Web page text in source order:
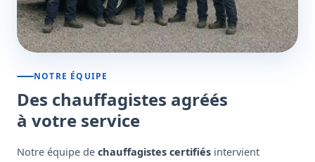
NOTRE ÉQUIPE
Des chauffagistes agréés
à votre service
Notre équipe de chauffagistes certifiés intervient